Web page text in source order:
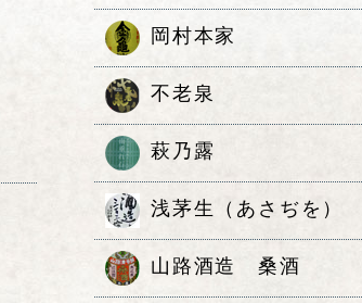
岡村本家
不老泉
萩乃露
浅茅生（あさぢを）
山路酒造 桑酒